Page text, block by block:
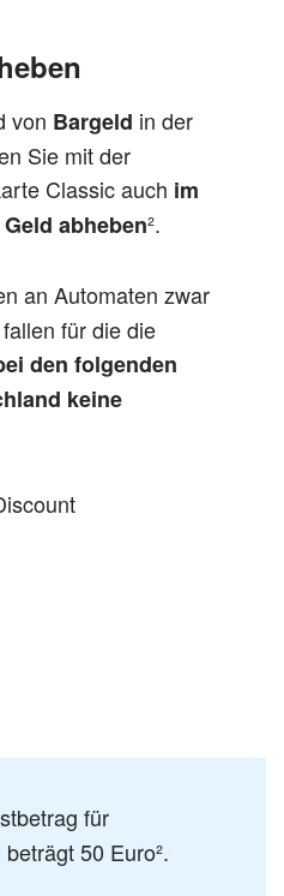
von Bargeld in der
Sie mit der
Classic auch im
abheben².
an Automaten zwar
für die die
den folgenden
keine
für
50 Euro².